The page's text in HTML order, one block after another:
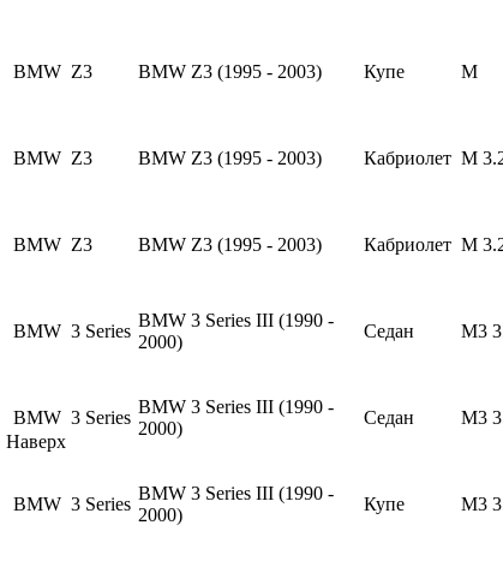
BMW Z3 BMW Z3 (1995 - 2003) Купе M
BMW Z3 BMW Z3 (1995 - 2003) Кабриолет M
BMW Z3 BMW Z3 (1995 - 2003) Кабриолет M
BMW 3 Series
BMW 3 Series III (1990 -
2000)
Седан M3
BMW 3 Series
BMW 3 Series III (1990 -
2000)
Седан M3
BMW 3 Series
BMW 3 Series III (1990 -
2000)
Купе M3
Наверх